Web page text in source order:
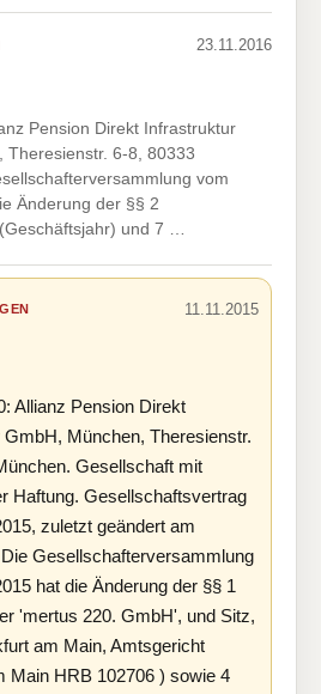
23.11.2016
Pension Direkt Infrastruktur
Theresienstr. 6-8, 80333
vom
Änderung der §§ 2
und 7 …
11.11.2015
Allianz Pension Direkt
München, Theresienstr.
Gesellschaft mit
Haftung. Gesellschaftsvertrag
zuletzt geändert am
Gesellschafterversammlung
hat die Änderung der §§ 1
'mertus 220. GmbH', und Sitz,
am Main, Amtsgericht
Main HRB 102706 ) sowie 4